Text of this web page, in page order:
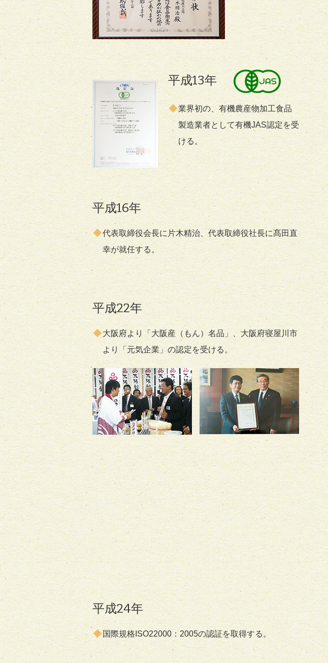
平成13年
業界初の、有機農産物加工食品
製造業者として有機JAS認定を受
ける。
平成16年
代表取締役会長に片木精治、代表取締役社長に髙田直
幸が就任する。
平成22年
大阪府より「大阪産（もん）名品」、大阪府寝屋川市
より「元気企業」の認定を受ける。
平成24年
国際規格ISO22000：2005の認証を取得する。